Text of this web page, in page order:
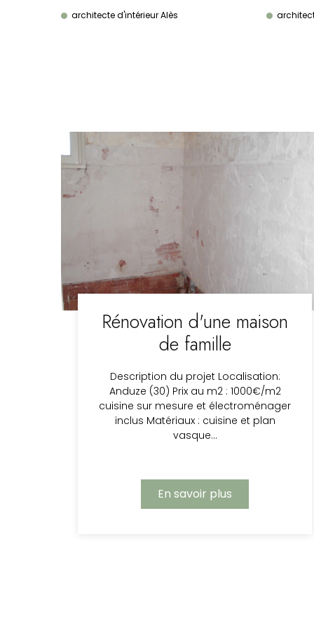
architecte d'intérieur Alès
Rénovation d'une maison
de famille
Description du projet Localisation:
Anduze (30) Prix au m2 : 1000€/m2
cuisine sur mesure et électroménager
inclus Matériaux : cuisine et plan
vasque…
En savoir plus